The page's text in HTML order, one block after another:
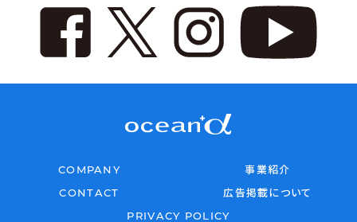
COMPANY
事業紹介
CONTACT
広告掲載について
PRIVACY POLICY